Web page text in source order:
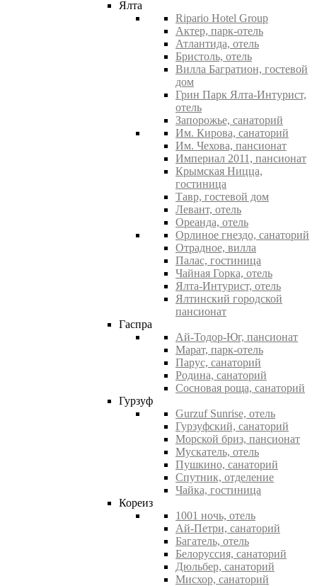
Ялта
Ripario Hotel Group
Актер, парк-отель
Атлантида, отель
Бристоль, отель
Вилла Багратион, гостевой
дом
Грин Парк Ялта-Интурист,
отель
Запорожье, санаторий
Им. Кирова, санаторий
Им. Чехова, пансионат
Империал 2011, пансионат
Крымская Ницца,
гостиница
Тавр, гостевой дом
Левант, отель
Ореанда, отель
Орлиное гнездо, санаторий
Отрадное, вилла
Палас, гостиница
Чайная Горка, отель
Ялта-Интурист, отель
Ялтинский городской
пансионат
Гаспра
Ай-Тодор-Юг, пансионат
Марат, парк-отель
Парус, санаторий
Родина, санаторий
Сосновая роща, санаторий
Гурзуф
Gurzuf Sunrise, отель
Гурзуфский, санаторий
Морской бриз, пансионат
Мускатель, отель
Пушкино, санаторий
Спутник, отделение
Чайка, гостиница
Кореиз
1001 ночь, отель
Ай-Петри, санаторий
Багатель, отель
Белоруссия, санаторий
Дюльбер, санаторий
Мисхор, санаторий